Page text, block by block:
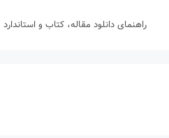
راهنمای دانلود مقاله، کتاب و استاندارد